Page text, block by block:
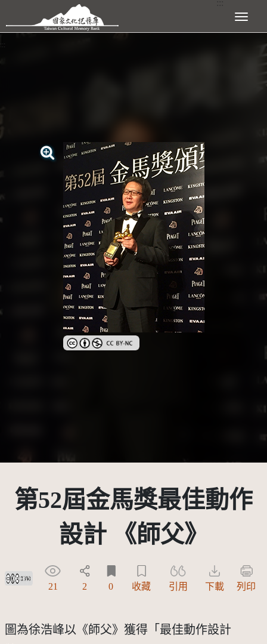
跳到主要內容區塊 展開選單
:::
查看大圖
創用CC姓名標示-非商業性 3.0 台灣及其後版本
第52屆金馬獎最佳動作
設計 《師父》
創用CC姓名標示-禁止改作 3.0 台灣及其後版本(CC BY-ND 3.0 TW +)
21 2 0 收藏 引用 下載 列印
圖為徐浩峰以《師父》獲得「最佳動作設計